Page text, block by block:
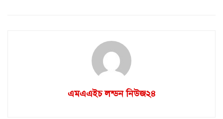
এমএএইচ লন্ডন নিউজ২৪